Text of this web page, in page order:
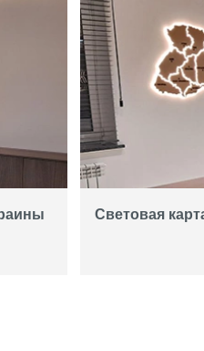
Световая